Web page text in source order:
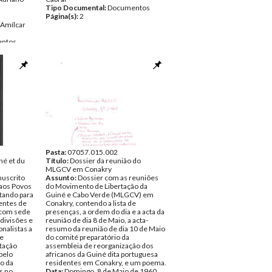
Tipo Documental:Documentos
Página(s):2
et du
Povos
para
de
sede
e
a
da
Pasta:07057.015.002
Título:Dossier da reunião do
MLGCV em Conakry
Assunto:Dossier com as reuniões
do Movimento de Libertação da
Guiné e Cabo Verde (MLGCV) em
Conakry, contendo a lista de
presenças, a ordem do dia e a acta da
reunião de dia 8 de Maio, a acta-
resumo da reunião de dia 10 de Maio
do comité preparatório da
assembleia de reorganização dos
africanos da Guiné dita portuguesa
residentes em Conakry, e um poema.